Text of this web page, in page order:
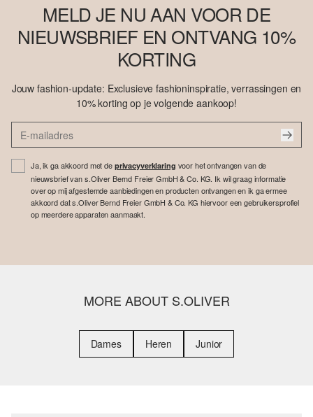
MELD JE NU AAN VOOR DE
NIEUWSBRIEF EN ONTVANG 10%
KORTING
Jouw fashion-update: Exclusieve fashioninspiratie, verrassingen en
10% korting op je volgende aankoop!
Ja, ik ga akkoord met de privacyverklaring voor het ontvangen van de
nieuwsbrief van s.Oliver Bernd Freier GmbH & Co. KG. Ik wil graag informatie
over op mij afgestemde aanbiedingen en producten ontvangen en ik ga ermee
akkoord dat s.Oliver Bernd Freier GmbH & Co. KG hiervoor een gebruikersprofiel
op meerdere apparaten aanmaakt.
MORE ABOUT S.OLIVER
Dames Heren Junior